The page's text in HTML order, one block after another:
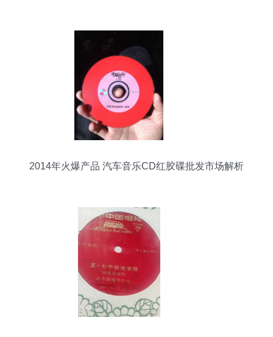
2014年火爆产品 汽车音乐CD红胶碟批发市场解析